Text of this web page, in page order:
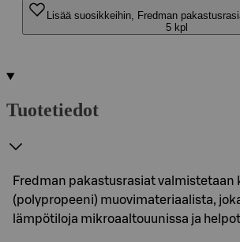
Lisää suosikkeihin, Fredman
5 kpl
Tuotetiedot
Fredman pakastusrasiat valmistetaan
(polypropeeni) muovimateriaalista,
lämpötiloja mikroaaltouunissa ja